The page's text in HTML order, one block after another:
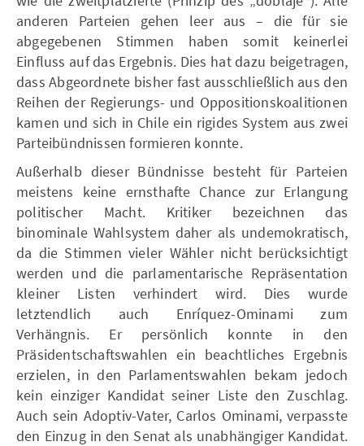
anderen Parteien gehen leer aus – die für sie
abgegebenen Stimmen haben somit keinerlei
Einfluss auf das Ergebnis. Dies hat dazu beigetragen,
dass Abgeordnete bisher fast ausschließlich aus den
Reihen der Regierungs- und Oppositionskoalitionen
kamen und sich in Chile ein rigides System aus zwei
Parteibündnissen formieren konnte.
Außerhalb dieser Bündnisse besteht für Parteien
meistens keine ernsthafte Chance zur Erlangung
politischer Macht. Kritiker bezeichnen das
binominale Wahlsystem daher als undemokratisch,
da die Stimmen vieler Wähler nicht berücksichtigt
werden und die parlamentarische Repräsentation
kleiner Listen verhindert wird. Dies wurde
letztendlich auch Enríquez-Ominami zum
Verhängnis. Er persönlich konnte in den
Präsidentschaftswahlen ein beachtliches Ergebnis
erzielen, in den Parlamentswahlen bekam jedoch
kein einziger Kandidat seiner Liste den Zuschlag.
Auch sein Adoptiv-Vater, Carlos Ominami, verpasste
den Einzug in den Senat als unabhängiger Kandidat.